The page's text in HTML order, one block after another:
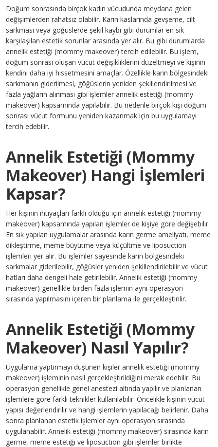
Doğum sonrasında birçok kadın vücudunda meydana gelen
değişimlerden rahatsız olabilir. Karın kaslarında gevşeme, cilt
sarkması veya göğüslerde şekil kaybı gibi durumlar en sık
karşılaşılan estetik sorunlar arasında yer alır. Bu gibi durumlarda
annelik estetiği (mommy makeover) tercih edilebilir. Bu işlem,
doğum sonrası oluşan vücut değişikliklerini düzeltmeyi ve kişinin
kendini daha iyi hissetmesini amaçlar. Özellikle karın bölgesindeki
sarkmanın giderilmesi, göğüslerin yeniden şekillendirilmesi ve
fazla yağların alınması gibi işlemler annelik estetiği (mommy
makeover) kapsamında yapılabilir. Bu nedenle birçok kişi doğum
sonrası vücut formunu yeniden kazanmak için bu uygulamayı
tercih edebilir.
Annelik Estetiği (Mommy
Makeover) Hangi İşlemleri
Kapsar?
Her kişinin ihtiyaçları farklı olduğu için annelik estetiği (mommy
makeover) kapsamında yapılan işlemler de kişiye göre değişebilir.
En sık yapılan uygulamalar arasında karın germe ameliyatı, meme
dikleştirme, meme büyütme veya küçültme ve liposuction
işlemleri yer alır. Bu işlemler sayesinde karın bölgesindeki
sarkmalar giderilebilir, göğüsler yeniden şekillendirilebilir ve vücut
hatları daha dengeli hale getirilebilir. Annelik estetiği (mommy
makeover) genellikle birden fazla işlemin aynı operasyon
sırasında yapılmasını içeren bir planlama ile gerçekleştirilir.
Annelik Estetiği (Mommy
Makeover) Nasıl Yapılır?
Uygulama yaptırmayı düşünen kişiler annelik estetiği (mommy
makeover) işleminin nasıl gerçekleştirildiğini merak edebilir. Bu
operasyon genellikle genel anestezi altında yapılır ve planlanan
işlemlere göre farklı teknikler kullanılabilir. Öncelikle kişinin vücut
yapısı değerlendirilir ve hangi işlemlerin yapılacağı belirlenir. Daha
sonra planlanan estetik işlemler aynı operasyon sırasında
uygulanabilir. Annelik estetiği (mommy makeover) sırasında karın
germe, meme estetiği ve liposuction gibi işlemler birlikte